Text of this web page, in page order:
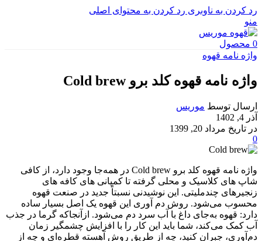
رد کردن به ناوبری رد کردن به محتوای اصلی
منو
0 محصول
واژه نامه قهوه
واژه نامه قهوه کلد برو Cold brew
ارسال توسط موریس
آذر 4, 1402
در تاریخ مرداد 20, 1399
0
واژه نامه قهوه کلد برو Cold brew در همه‌جا وجود دارد، از کافی
شاپ های کلاسیک و محلی گرفته تا کمپانی های کافه های
زنجیرهای چندملیتی. این نوشیدنی نسبتاً جدید در صنعت قهوه
محسوب می‌شود. روش دم آوری این قهوه یک اصل بسیار ساده
دارد: قهوه به‌جای داغ با آب سرد دم می‌شود. ازآنجاکه گرما در جذب
آب کمک می‌کند، شما باید این کار را با افزایش چشمگیر زمان
دم‌آوری، جبران کنید، چه از طریق روش آهسته قطره‌ای و چه از